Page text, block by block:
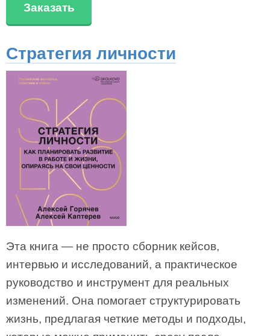
Заказать
Стратегия личности
Эта книга — не просто сборник кейсов,
интервью и исследований, а практическое
руководство и инструмент для реальных
изменений. Она помогает структурировать
жизнь, предлагая четкие методы и подходы,